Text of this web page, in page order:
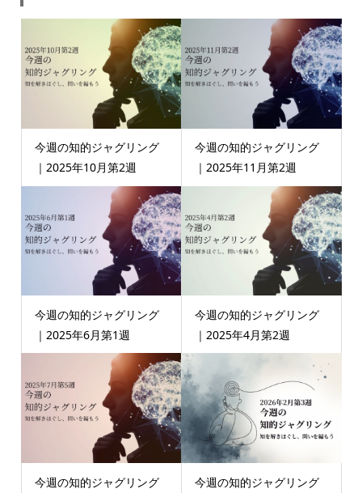
今週の知的ジャグリング
｜2025年10月第2週
今週の知的ジャグリング
｜2025年11月第2週
今週の知的ジャグリング
｜2025年6月第1週
今週の知的ジャグリング
｜2025年4月第2週
今週の知的ジャグリング
今週の知的ジャグリング